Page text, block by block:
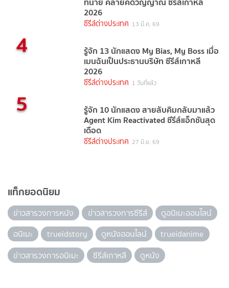
2026
ซีรีส์ต่างประเทศ 13 มี.ค. 69
4 รู้จัก 13 นักแสดง My Bias, My Boss เมื่อ
เมนฉันเป็นประธานบริษัท ซีรีส์เกาหลี
2026
ซีรีส์ต่างประเทศ 1 วันที่แล้ว
5 รู้จัก 10 นักแสดง สายลับคิมกลับมาแล้ว
Agent Kim Reactivated ซีรีส์แอ็กชันสุด
เดือด
ซีรีส์ต่างประเทศ 27 มิ.ย. 69
แท็กยอดนิยม
ข่าวสารวงการหนัง ข่าวสารวงการซีรีส์
ดูอนิเมะออนไลน์
อนิเมะ
trueidstory ดูหนังออนไลน์
trueidanime
ข่าวสารวงการอนิเมะ
ซีรีส์เกาหลี ดูหนัง